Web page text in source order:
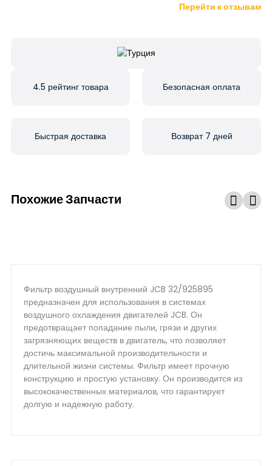
Перейти к отзывам
4.5 рейтинг товара Безопасная оплата
Быстрая доставка Возврат 7 дней
Похожие Запчасти
Фильтр воздушный внутренний JCB 32/925895
предназначен для использования в системах
воздушного охлаждения двигателей JCB. Он
предотвращает попадание пыли, грязи и других
загрязняющих веществ в двигатель, что позволяет
достичь максимальной производительности и
длительной жизни системы. Фильтр имеет прочную
конструкцию и простую установку. Он производится из
высококачественных материалов, что гарантирует
долгую и надежную работу.